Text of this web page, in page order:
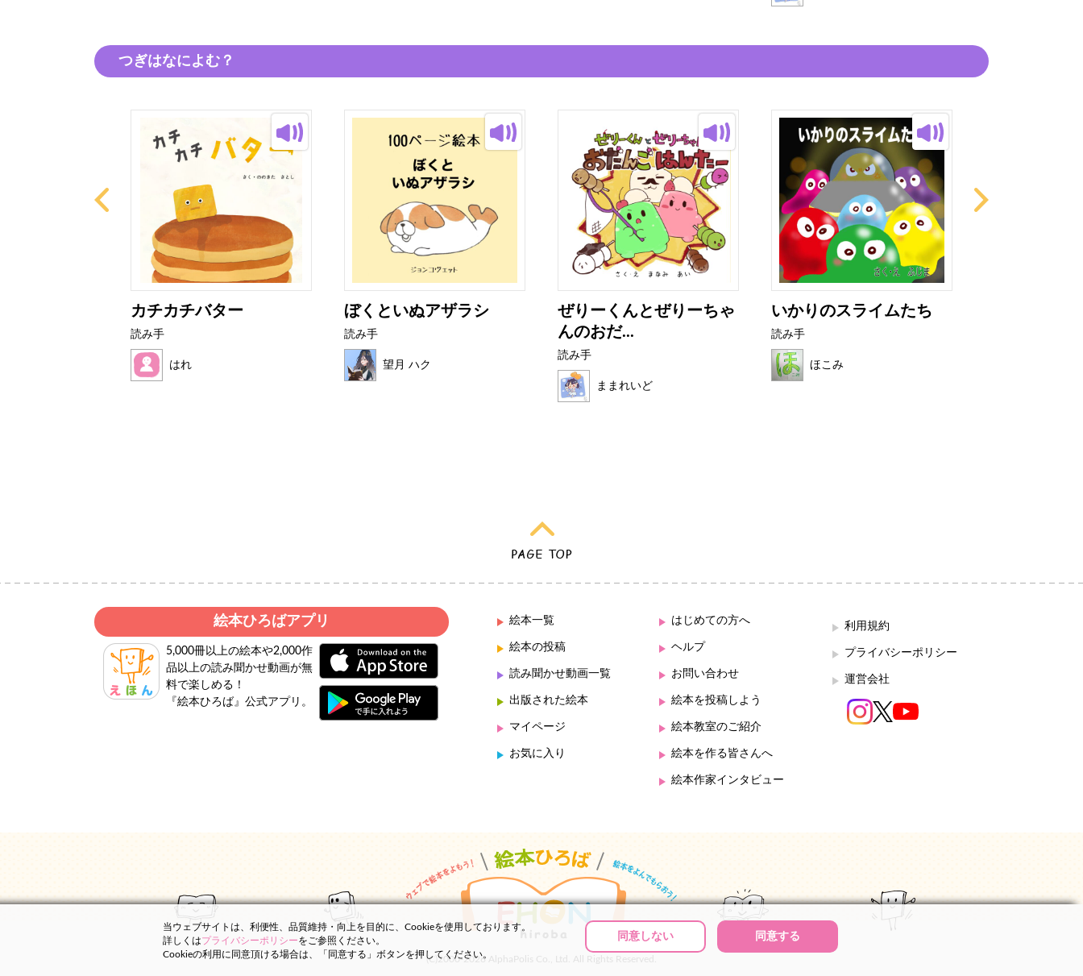
つぎはなによむ？
カチカチバター
読み手
はれ
ぼくといぬアザラシ
読み手
望月 ハク
ぜりーくんとぜりーちゃ
んのおだ...
読み手
ままれいど
いかりのスライムたち
読み手
ほこみ
絵本ひろばアプリ
5,000冊以上の絵本や2,000作
品以上の読み聞かせ動画が無
料で楽しめる！
『絵本ひろば』公式アプリ。
絵本一覧
絵本の投稿
読み聞かせ動画一覧
出版された絵本
マイページ
お気に入り
はじめての方へ
ヘルプ
お問い合わせ
絵本を投稿しよう
絵本教室のご紹介
絵本を作る皆さんへ
絵本作家インタビュー
利用規約
プライバシーポリシー
運営会社
(C)2000-2026 AlphaPolis Co., Ltd. All Rights Reserved.
当ウェブサイトは、利便性、品質維持・向上を目的に、Cookieを使用しております。
詳しくはプライバシーポリシーをご参照ください。
Cookieの利用に同意頂ける場合は、「同意する」ボタンを押してください。
同意しない 同意する